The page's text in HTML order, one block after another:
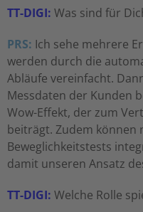
TT-DIGI: Was sind für
PRS: Ich sehe mehrere
werden durch die
Abläufe vereinfacht.
Messdaten der Kunden
Wow-Effekt, der zum
beiträgt. Zudem können
Beweglichkeitstests
damit unseren Ansatz
TT-DIGI: Welche Rolle